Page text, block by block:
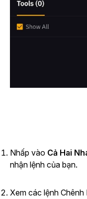
Nhấp vào Cả Hai
nhận lệnh của bạn.
Xem các lệnh